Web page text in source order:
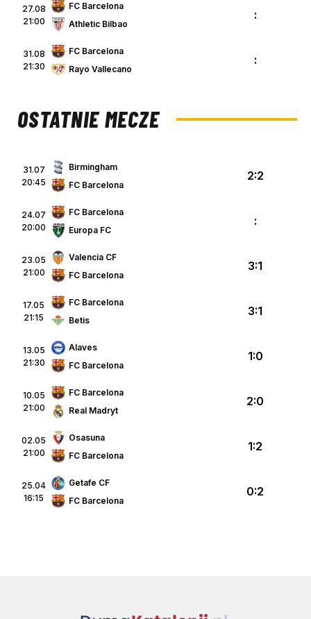
27.08
21:00
FC Barcelona
Athletic Bilbao
:
31.08
21:30
FC Barcelona
Rayo Vallecano
:
OSTATNIE MECZE
31.07
20:45
Birmingham
FC Barcelona
2:2
24.07
20:00
FC Barcelona
Europa FC
:
23.05
21:00
Valencia CF
FC Barcelona
3:1
17.05
21:15
FC Barcelona
Betis
3:1
13.05
21:30
Alaves
FC Barcelona
1:0
10.05
21:00
FC Barcelona
Real Madryt
2:0
02.05
21:00
Osasuna
FC Barcelona
1:2
25.04
16:15
Getafe CF
FC Barcelona
0:2